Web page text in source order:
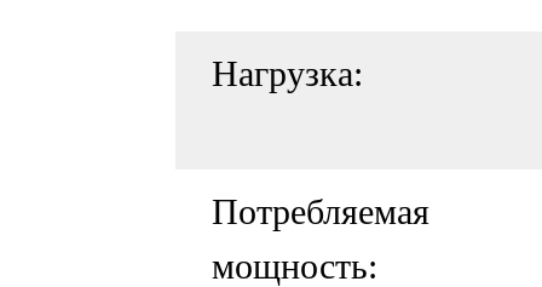
Нагрузка:
Потребляемая
мощность: